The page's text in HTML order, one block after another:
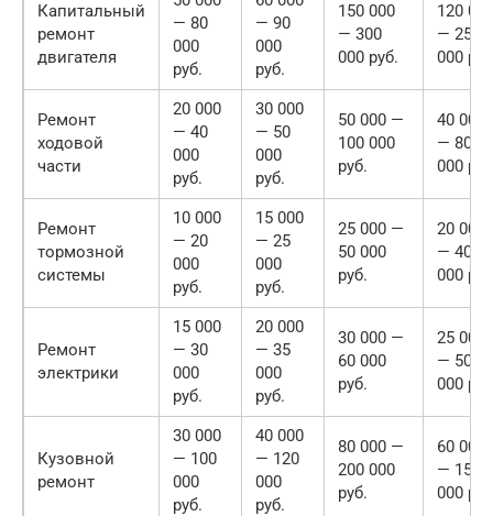
Капитальный
ремонт
двигателя
— 80
000
руб.
— 90
000
руб.
150 000
— 300
000 руб.
120 000
— 250
000
Ремонт
ходовой
части
20 000
— 40
000
руб.
30 000
— 50
000
руб.
50 000 —
100 000
руб.
40 000
— 80
000
Ремонт
тормозной
системы
10 000
— 20
000
руб.
15 000
— 25
000
руб.
25 000 —
50 000
руб.
20 000
— 40
000
Ремонт
электрики
15 000
— 30
000
руб.
20 000
— 35
000
руб.
30 000 —
60 000
руб.
25 000
— 50
000
Кузовной
ремонт
30 000
— 100
000
руб.
40 000
— 120
000
руб.
80 000 —
200 000
руб.
60 000
— 150
000